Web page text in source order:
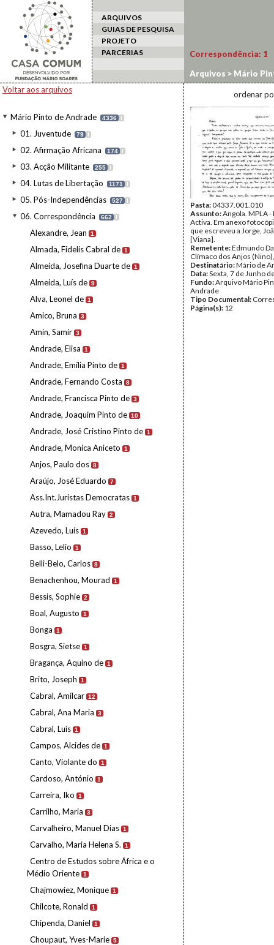
ARQUIVOS
GUIAS DE PESQUISA
PROJETO
PARCERIAS
Voltar aos arquivos
Mário Pinto de Andrade 4336 I
01. Juventude 79 I
02. Afirmação Africana 174 I
03. Acção Militante 255 I
04. Lutas de Libertação 1171 I
05. Pós-Independências 527 I
06. Correspondência 662 I
Alexandre, Jean 1
Almada, Fidelis Cabral de 1
Almeida, Josefina Duarte de 1
Almeida, Luís de 9
Alva, Leonel de 1
Amico, Bruna 3
Amin, Samir 3
Andrade, Elisa 1
Andrade, Emília Pinto de 1
Andrade, Fernando Costa 8
Andrade, Francisca Pinto de 3
Andrade, Joaquim Pinto de 10
Andrade, José Cristino Pinto de 1
Andrade, Monica Aniceto 1
Anjos, Paulo dos 8
Araújo, José Eduardo 7
Ass.Int.Juristas Democratas 1
Autra, Mamadou Ray 2
Azevedo, Luís 1
Basso, Lelio 1
Belli-Belo, Carlos 8
Benachenhou, Mourad 1
Bessis, Sophie 2
Boal, Augusto 1
Bonga 1
Bosgra, Sietse 1
Bragança, Aquino de 1
Brito, Joseph 1
Cabral, Amílcar 12
Cabral, Ana Maria 3
Cabral, Luís 1
Campos, Alcides de 1
Canto, Violante do 1
Cardoso, António 1
Carreira, Iko 1
Carrilho, Maria 3
Carvalheiro, Manuel Dias 1
Carvalho, Maria Helena S. 1
Centro de Estudos sobre África e o
Médio Oriente 1
Chajmowiez, Monique 1
Chilcote, Ronald 1
Chipenda, Daniel 1
Choupaut, Yves-Marie 5
Correspondência: 1
Arquivos > Mário
ordenar
Pasta:04337.001.010
Assunto:Angola. MPLA -
Activa. Em anexo
que escreveu a Jorge,
[Viana].
Remetente:Edmundo
Clímaco dos Anjos
Destinatário:Mário de
Data:Sexta, 7 de Junho
Fundo:Arquivo Mário
Andrade
Tipo Documental:
Página(s): 12